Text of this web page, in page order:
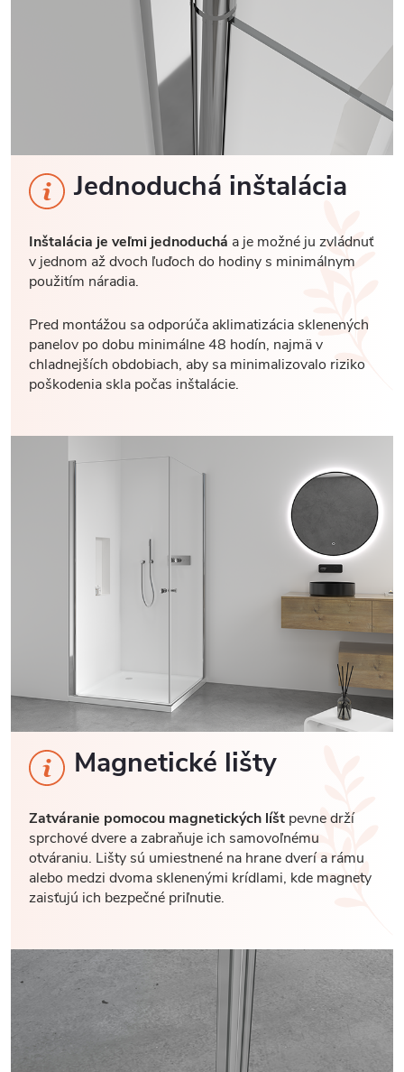
Jednoduchá inštalácia
Inštalácia je veľmi jednoduchá a je možné ju zvládnuť
v jednom až dvoch ľuďoch do hodiny s minimálnym
použitím náradia.
Pred montážou sa odporúča aklimatizácia sklenených
panelov po dobu minimálne 48 hodín, najmä v
chladnejších obdobiach, aby sa minimalizovalo riziko
poškodenia skla počas inštalácie.
Magnetické lišty
Zatváranie pomocou magnetických líšt pevne drží
sprchové dvere a zabraňuje ich samovoľnému
otváraniu. Lišty sú umiestnené na hrane dverí a rámu
alebo medzi dvoma sklenenými krídlami, kde magnety
zaisťujú ich bezpečné priľnutie.